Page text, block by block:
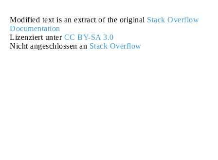
Modified text is an extract of the original Stack Overflow
Documentation
Lizenziert unter CC BY-SA 3.0
Nicht angeschlossen an Stack Overflow